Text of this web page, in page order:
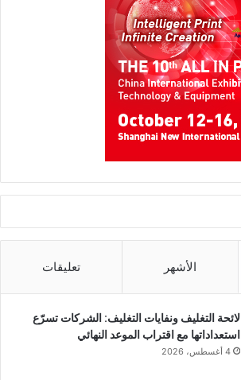
الأشهر تعليقات
لائحة التغليف ونفايات التغليف: الشركات تسرّع
استعداداتها مع اقتراب الموعد النهائي
4 أغسطس، 2026